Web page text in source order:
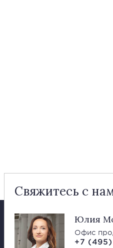
Свяжитесь с
Юлия
Офис
+7